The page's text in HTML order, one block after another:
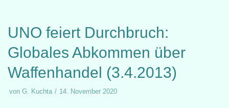
UNO feiert Durchbruch:
Globales Abkommen über
Waffenhandel (3.4.2013)
von G. Kuchta 14. November 2020